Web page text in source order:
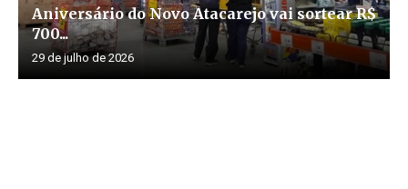
Aniversário do Novo Atacarejo vai sortear R$
700...
29 de julho de 2026